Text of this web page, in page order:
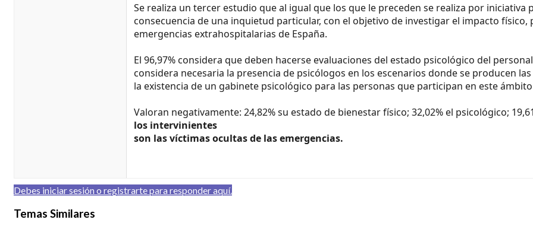
Se realiza un tercer estudio que al igual que los que le preceden se realiza por
consecuencia de una inquietud particular, con el objetivo de investigar el impacto
emergencias extrahospitalarias de España.
El 96,97% considera que deben hacerse evaluaciones del estado psicológico del
considera necesaria la presencia de psicólogos en los escenarios donde se producen
la existencia de un gabinete psicológico para las personas que participan en este
Valoran negativamente: 24,82% su estado de bienestar físico; 32,02% el psicológico;
los intervinientes
son las víctimas ocultas de las emergencias.
Debes iniciar sesión o registrarte para responder aquí.
Temas Similares